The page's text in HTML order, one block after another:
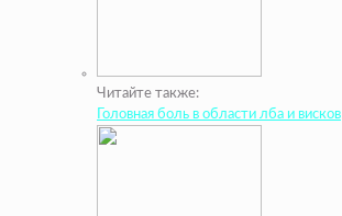
Читайте также:
Головная боль в области лба и висков